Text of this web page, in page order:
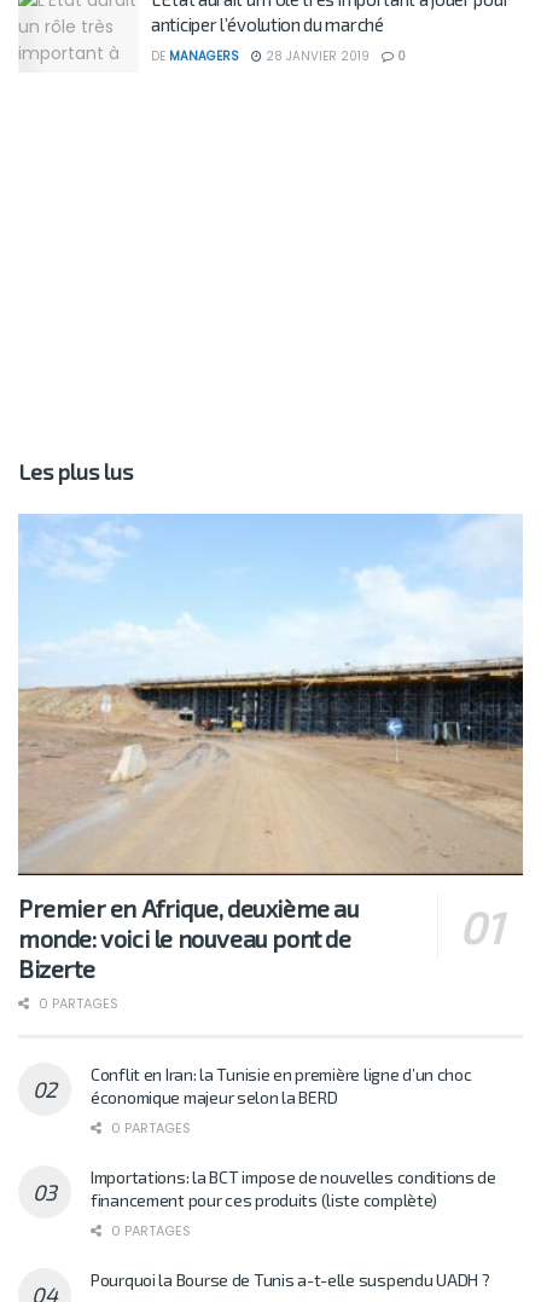
anticiper l’évolution du marché
DE MANAGERS 28 JANVIER 2019 0
Les plus lus
Premier en Afrique, deuxième au
monde: voici le nouveau pont de
Bizerte
0 PARTAGES
Conflit en Iran: la Tunisie en première ligne d’un choc
économique majeur selon la BERD
0 PARTAGES
Importations: la BCT impose de nouvelles conditions de
financement pour ces produits (liste complète)
0 PARTAGES
Pourquoi la Bourse de Tunis a-t-elle suspendu UADH ?